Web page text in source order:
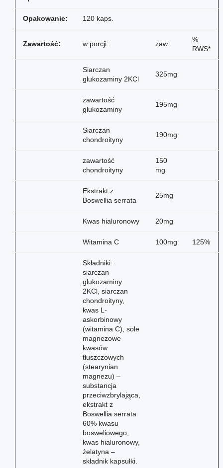
Opakowanie: 120 kaps.
Zawartość: w porcji: zaw:
%
RWS*
Siarczan
glukozaminy 2KCl
325mg
zawartość
glukozaminy
195mg
Siarczan
chondroityny
190mg
zawartość
chondroityny
150
mg
Ekstrakt z
Boswellia serrata
25mg
Kwas hialuronowy 20mg
Witamina C 100mg 125%
Składniki:
siarczan
glukozaminy
2KCl, siarczan
chondroityny,
kwas L-
askorbinowy
(witamina C), sole
magnezowe
kwasów
tłuszczowych
(stearynian
magnezu) –
substancja
przeciwzbrylająca,
ekstrakt z
Boswellia serrata
60% kwasu
bosweliowego,
kwas hialuronowy,
żelatyna –
składnik kapsułki.